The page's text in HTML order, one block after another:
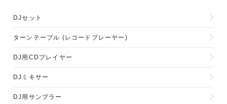
DJセット
ターンテーブル (レコードプレーヤー)
DJ用CDプレイヤー
DJミキサー
DJ用サンプラー